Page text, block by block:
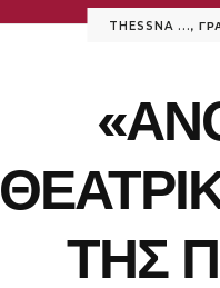
THESSNA ...,
ΤΗΣ